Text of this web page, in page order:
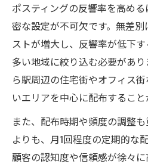
ポスティングの反響率を高め
密な設定が不可欠です。無差
ストが増大し、反響率が低下
多い地域に絞り込む必要があ
ら駅周辺の住宅街やオフィス
いエリアを中心に配布すること
また、配布時期や頻度の調整
よりも、月1回程度の定期的な
顧客の認知度や信頼感が徐々